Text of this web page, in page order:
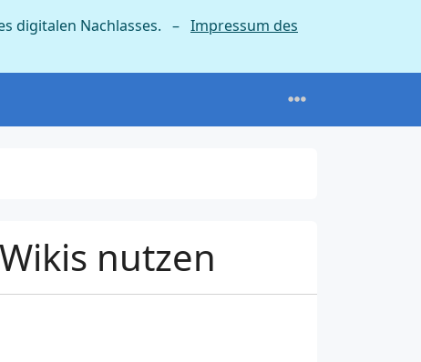
digitalen Nachlasses. – Impressum des
nutzen